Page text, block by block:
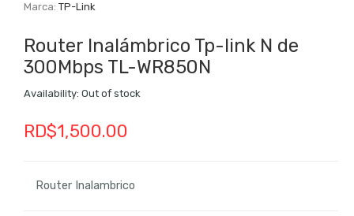
Marca:TP-Link
Router Inalámbrico Tp-link N de
300Mbps TL-WR850N
Availability: Out of stock
RD$1,500.00
Router Inalambrico